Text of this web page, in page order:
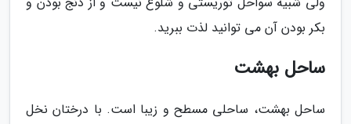
بکر بودن آن می توانید لذت ببرید.
ساحل بهشت
ساحل بهشت، ساحلی مسطح و زیبا است. با درختان نخل